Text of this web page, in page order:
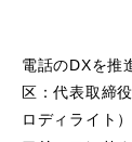
電話のDXを推
区：代表取締
ロディライト